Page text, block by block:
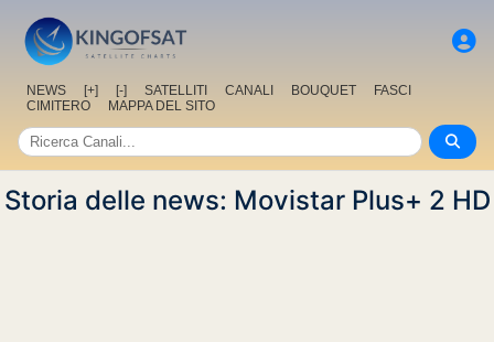
NEWS [+] [-] SATELLITI CANALI BOUQUET
FASCI
CIMITERO
MAPPA DEL SITO
Storia delle news: Movistar Plus+ 2 HD